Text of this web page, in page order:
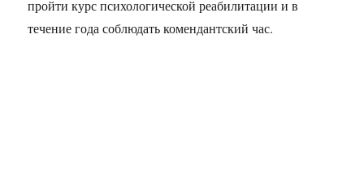
пройти курс психологической реабилитации и в
течение года соблюдать комендантский час.